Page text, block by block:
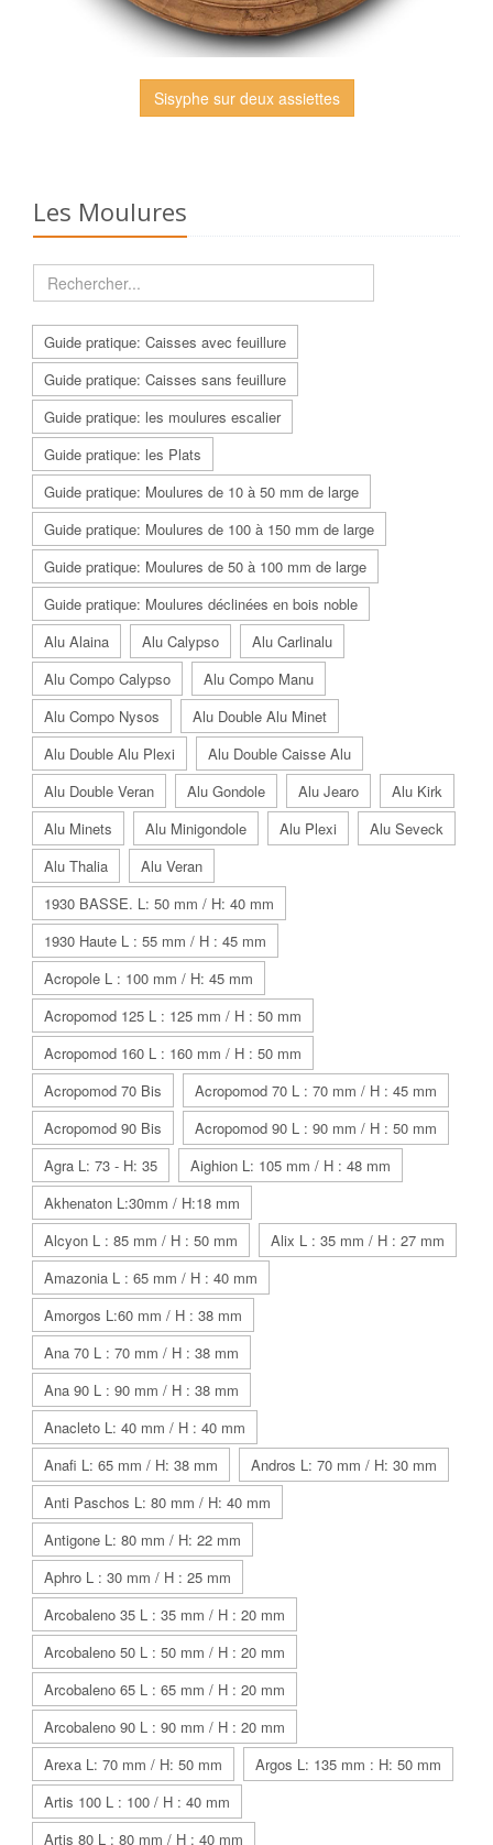
Sisyphe sur deux assiettes
Les Moulures
Guide pratique: Caisses avec feuillure
Guide pratique: Caisses sans feuillure
Guide pratique: les moulures escalier
Guide pratique: les Plats
Guide pratique: Moulures de 10 à 50 mm de large
Guide pratique: Moulures de 100 à 150 mm de large
Guide pratique: Moulures de 50 à 100 mm de large
Guide pratique: Moulures déclinées en bois noble
Alu Alaina
Alu Calypso
Alu Carlinalu
Alu Compo Calypso
Alu Compo Manu
Alu Compo Nysos
Alu Double Alu Minet
Alu Double Alu Plexi
Alu Double Caisse Alu
Alu Double Veran
Alu Gondole Alu Jearo
Alu Kirk
Alu Minets
Alu Minigondole Alu Plexi
Alu Seveck
Alu Thalia
Alu Veran
1930 BASSE. L: 50 mm / H: 40 mm
1930 Haute L : 55 mm / H : 45 mm
Acropole L : 100 mm / H: 45 mm
Acropomod 125 L : 125 mm / H : 50 mm
Acropomod 160 L : 160 mm / H : 50 mm
Acropomod 70 Bis
Acropomod 70 L : 70 mm / H : 45 mm
Acropomod 90 Bis
Acropomod 90 L : 90 mm / H : 50 mm
Agra L: 73 - H: 35
Aighion L: 105 mm / H : 48 mm
Akhenaton L:30mm / H:18 mm
Alcyon L : 85 mm / H : 50 mm
Alix L : 35 mm / H : 27 mm
Amazonia L : 65 mm / H : 40 mm
Amorgos L:60 mm / H : 38 mm
Ana 70 L : 70 mm / H : 38 mm
Ana 90 L : 90 mm / H : 38 mm
Anacleto L: 40 mm / H : 40 mm
Anafi L: 65 mm / H: 38 mm
Andros L: 70 mm / H: 30 mm
Anti Paschos L: 80 mm / H: 40 mm
Antigone L: 80 mm / H: 22 mm
Aphro L : 30 mm / H : 25 mm
Arcobaleno 35 L : 35 mm / H : 20 mm
Arcobaleno 50 L : 50 mm / H : 20 mm
Arcobaleno 65 L : 65 mm / H : 20 mm
Arcobaleno 90 L : 90 mm / H : 20 mm
Arexa L: 70 mm / H: 50 mm
Argos L: 135 mm : H: 50 mm
Artis 100 L : 100 / H : 40 mm
Artis 80 L : 80 mm / H : 40 mm